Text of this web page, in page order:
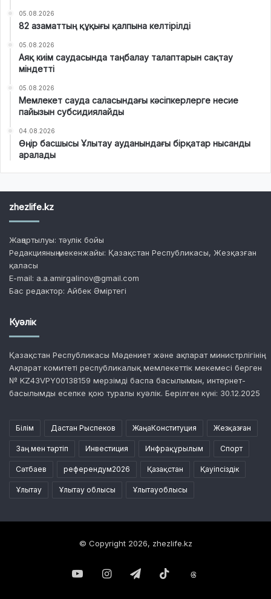
05.08.2026
82 азаматтың құқығы қалпына келтірілді
05.08.2026
Аяқ киім саудасында таңбалау талаптарын сақтау
міндетті
05.08.2026
Мемлекет сауда саласындағы кәсіпкерлерге несие
пайызын субсидиялайды
04.08.2026
Өңір басшысы Ұлытау ауданындағы бірқатар нысанды
аралады
zhezlife.kz
Жаңартылуы: тәулік бойы
Редакцияның мекенжайы: Қазақстан Республикасы, Жезқазған
қаласы
E-mail: a.a.amirgalinov@gmail.com
Бас редактор: Айбек Әміртегі
Куәлік
Қазақстан Республикасы Мәдениет және ақпарат министрлігінің
Ақпарат комитеті республикалық мемлекеттік мекемесі берген
№ KZ43VPY00138159 мерзімді баспа басылымын, интернет-
басылымды есепке қою туралы куәлік. Берілген күні: 30.12.2025
Білім Дастан Рыспеков ЖаңаКонституция Жезқазған
Заң мен тәртіп Инвестиция Инфрақұрылым Спорт
Сәтбаев референдум2026 Қазақстан Қауіпсіздік
Ұлытау Ұлытау облысы Ұлытауоблысы
© Copyright 2026, zhezlife.kz
YouTubeInstagramTelegramTikTok